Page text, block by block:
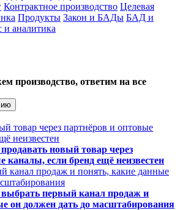
Контрактное производство Целевая
Продукты Закон и БАДы БАД и
и аналитика
производство, ответим на все
новый товар через
каналы, если бренд ещё неизвестен
первый канал продаж и
он должен дать до масштабирования